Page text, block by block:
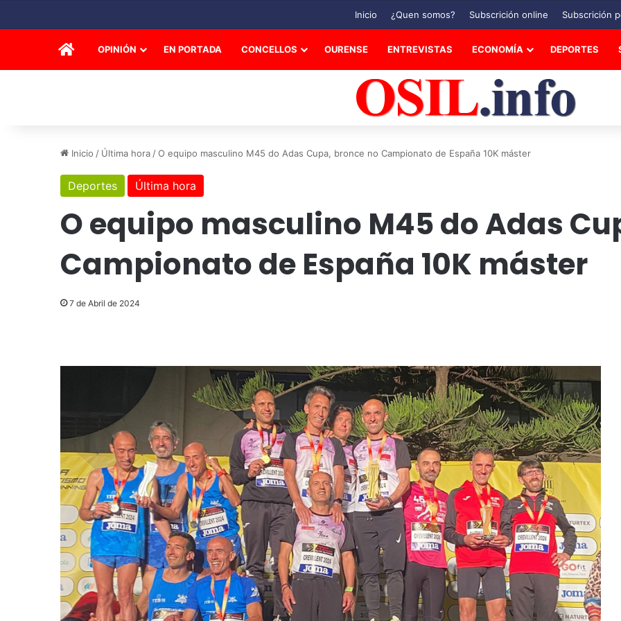
Inicio ¿Quen somos? Subscrición online Subscrición
INICIOOPINIÓN EN PORTADA CONCELLOS OURENSE ENTREVISTAS ECONOMÍA DEPORTES
Inicio / Última hora /O equipo masculino M45 do Adas Cupa, bronce no Campionato de España 10K máster
Deportes Última hora
O equipo masculino M45 do Adas
Campionato de España 10K máster
7 de Abril de 2024